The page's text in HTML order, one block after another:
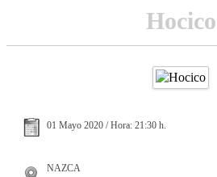
Hocico
01 Mayo 2020 / Hora: 21:30 h.
NAZCA